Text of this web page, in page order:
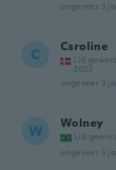
ongeveer 3
C Csroline
Lid
2022
ongeveer 3
W Wolney
Lid
ongeveer 3